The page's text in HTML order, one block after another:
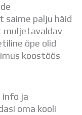
saime palju häid
muljetavaldav
õpe olid
koostöös
info ja
oma kooli